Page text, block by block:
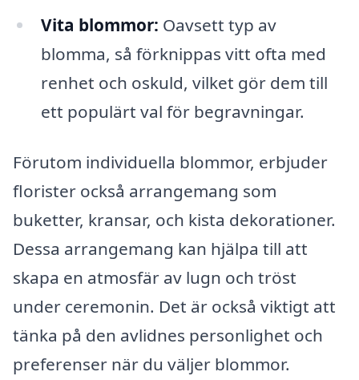
Vita blommor: Oavsett typ av
blomma, så förknippas vitt ofta med
renhet och oskuld, vilket gör dem till
ett populärt val för begravningar.
Förutom individuella blommor, erbjuder
florister också arrangemang som
buketter, kransar, och kista dekorationer.
Dessa arrangemang kan hjälpa till att
skapa en atmosfär av lugn och tröst
under ceremonin. Det är också viktigt att
tänka på den avlidnes personlighet och
preferenser när du väljer blommor.